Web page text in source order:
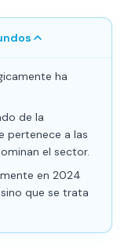
ha
de la
pertenece a las
el sector.
en 2024
que se trata